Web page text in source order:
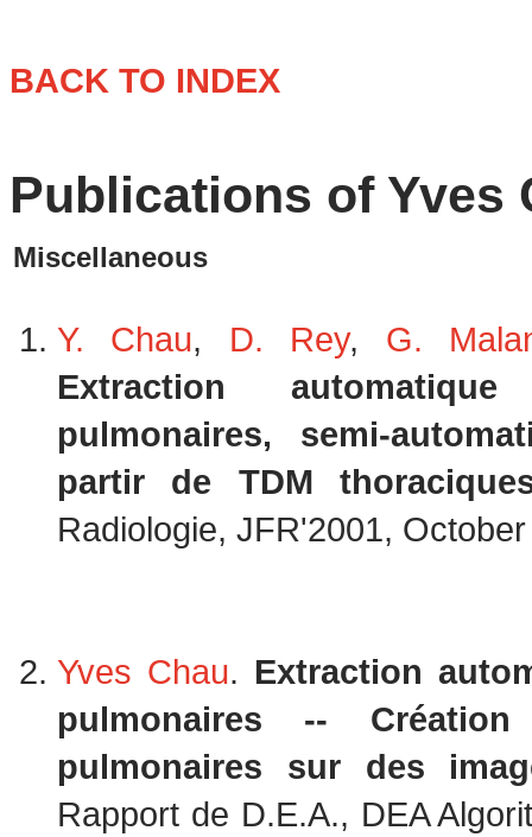
BACK TO INDEX
Publications of Yves
Miscellaneous
Y. Chau, D. Rey, G.
Extraction
pulmonaires, semi-
partir de TDM
Radiologie, JFR'2001,
Yves Chau. Extraction
pulmonaires -- Création
pulmonaires sur des
Rapport de D.E.A., DEA